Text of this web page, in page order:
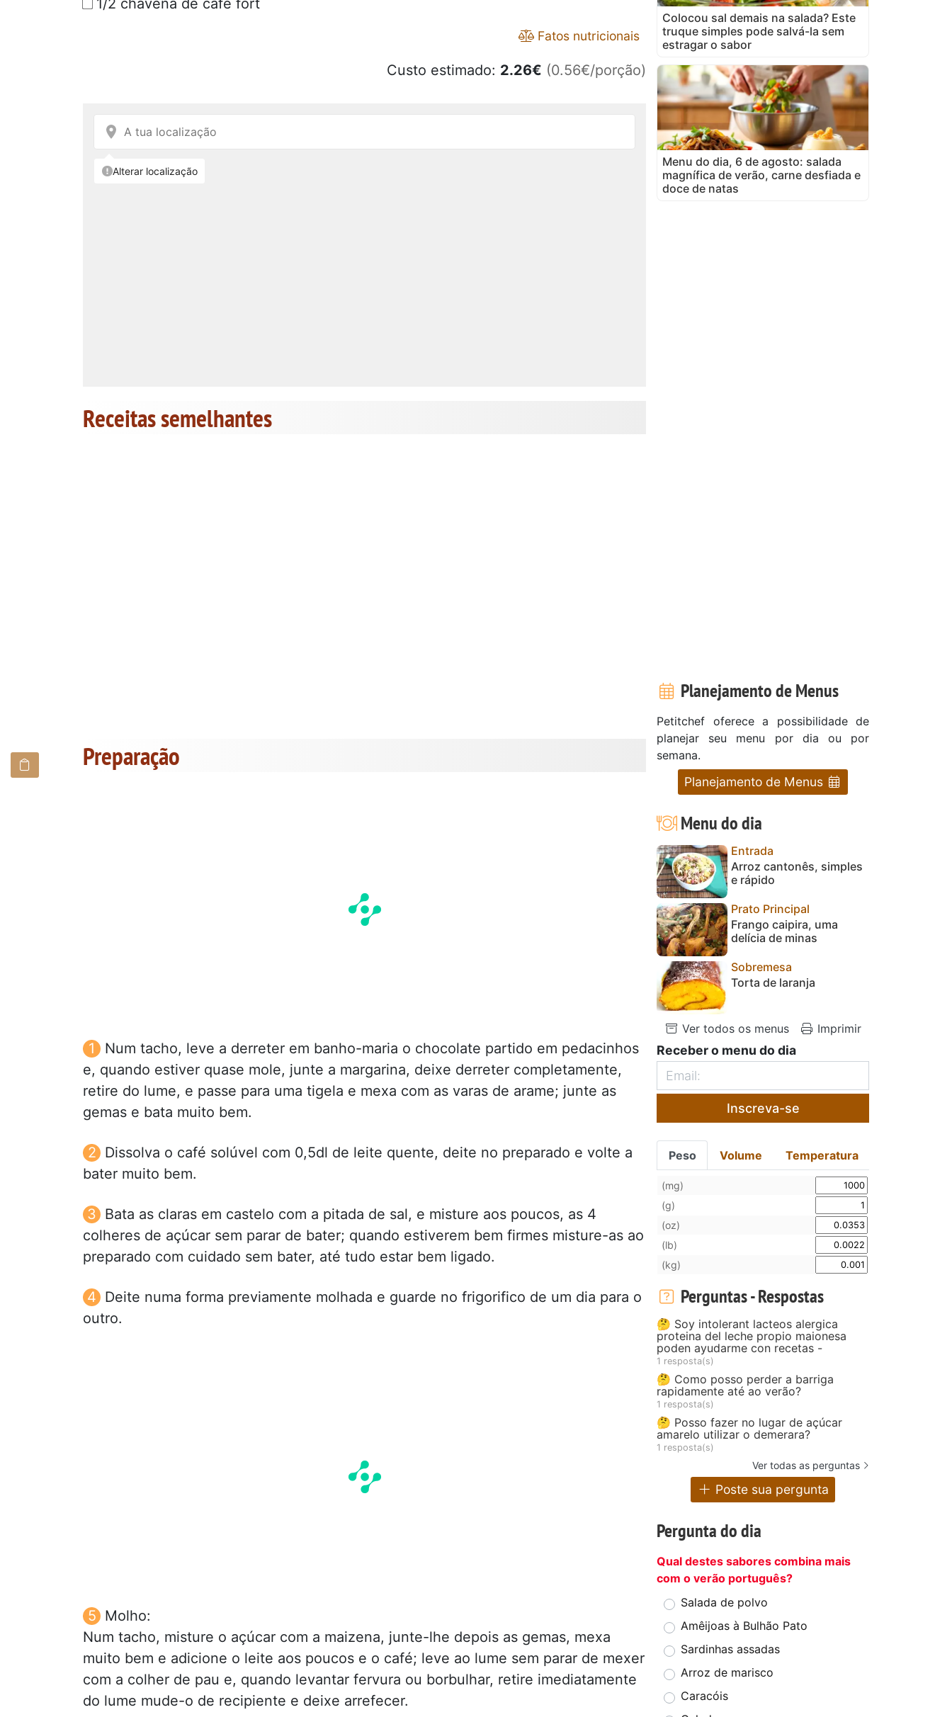
Fatos nutricionais
Custo estimado: 2.26€ (0.56€/porção)
Receitas semelhantes
Preparação
Num tacho, leve a derreter em banho-maria o chocolate partido em pedacinhos
e, quando estiver quase mole, junte a margarina, deixe derreter completamente,
retire do lume, e passe para uma tigela e mexa com as varas de arame; junte as
gemas e bata muito bem.
Dissolva o café solúvel com 0,5dl de leite quente, deite no preparado e volte a
bater muito bem.
Bata as claras em castelo com a pitada de sal, e misture aos poucos, as 4
colheres de açúcar sem parar de bater; quando estiverem bem firmes misture-as ao
preparado com cuidado sem bater, até tudo estar bem ligado.
Deite numa forma previamente molhada e guarde no frigorifico de um dia para o
outro.
Molho:
Num tacho, misture o açúcar com a maizena, junte-lhe depois as gemas, mexa
muito bem e adicione o leite aos poucos e o café; leve ao lume sem parar de mexer
com a colher de pau e, quando levantar fervura ou borbulhar, retire imediatamente
do lume mude-o de recipiente e deixe arrefecer.
Colocou sal demais na salada? Este
truque simples pode salvá-la sem
estragar o sabor
Menu do dia, 6 de agosto: salada
magnífica de verão, carne desfiada e
doce de natas
Planejamento de Menus
Petitchef oferece a possibilidade de
planejar seu menu por dia ou por
semana.
Planejamento de Menus
Menu do dia
Entrada
Arroz cantonês, simples
e rápido
Prato Principal
Frango caipira, uma
delícia de minas
Sobremesa
Torta de laranja
Ver todos os menus Imprimir
Receber o menu do dia
Inscreva-se
Peso Volume Temperatura
(mg)
(g)
(oz)
(lb)
(kg)
Perguntas - Respostas
🤔 Soy intolerant lacteos alergica
proteina del leche propio maionesa
poden ayudarme con recetas -
1 resposta(s)
🤔 Como posso perder a barriga
rapidamente até ao verão?
1 resposta(s)
🤔 Posso fazer no lugar de açúcar
amarelo utilizar o demerara?
1 resposta(s)
Ver todas as perguntas
Poste sua pergunta
Pergunta do dia
Qual destes sabores combina mais
com o verão português?
Salada de polvo
Amêijoas à Bulhão Pato
Sardinhas assadas
Arroz de marisco
Caracóis